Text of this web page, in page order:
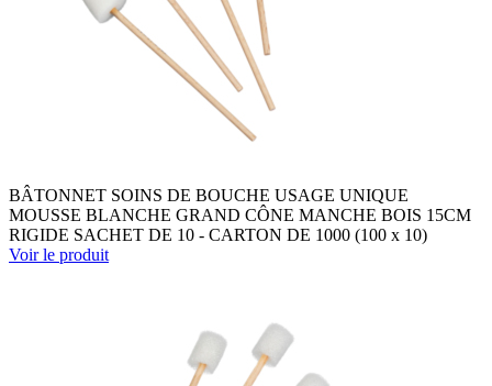
BÂTONNET SOINS DE BOUCHE USAGE UNIQUE
MOUSSE BLANCHE GRAND CÔNE MANCHE BOIS 15CM
RIGIDE SACHET DE 10 - CARTON DE 1000 (100 x 10)
Voir le produit